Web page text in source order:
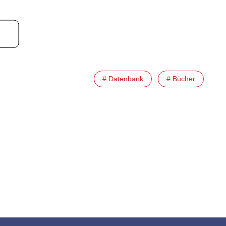
# Datenbank # Bücher